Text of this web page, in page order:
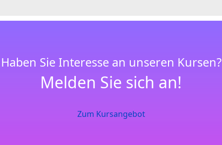
Haben Sie Interesse an unseren Kursen?
Melden Sie sich an!
Zum Kursangebot